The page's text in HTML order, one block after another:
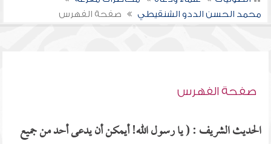
محمد الحسن الددو الشنقيطي
صفحة الفهرس
صفحة الفهرس
الحديث الشريف : ( يا رسول الله! أيمكن أن يدعى أحد من جميع